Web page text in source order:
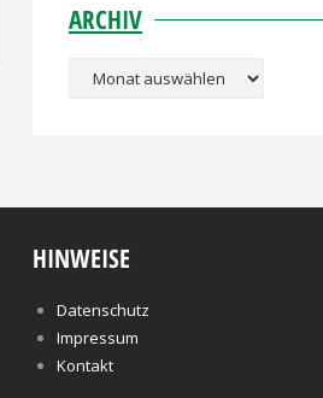
ARCHIV
Archiv
HINWEISE
Datenschutz
Impressum
Kontakt